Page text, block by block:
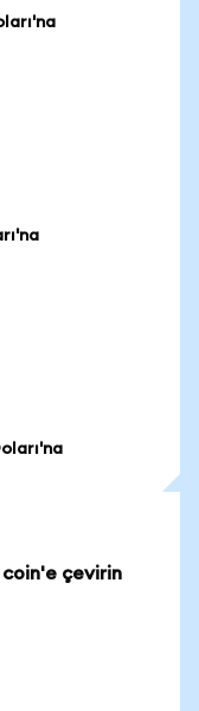
coin'e çevirin